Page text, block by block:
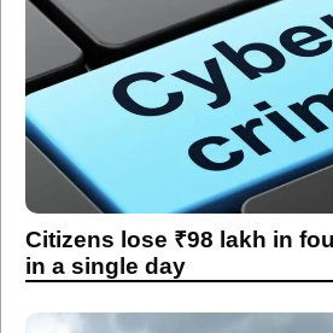
Citizens lose ₹98 lakh in
in a single day